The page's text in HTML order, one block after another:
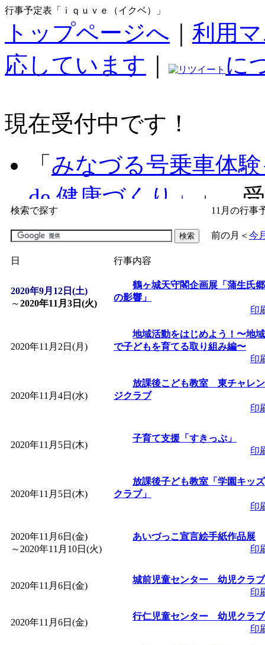
行事予定表「ｉｑｕｖｅ（イクベ）」
トップページへ
利用
応しています
に
現在受付中です！
「 みなづる号乗車体
de 健康づくり」
」 受
「子育て交流広場「
間：2026/07/09～
「皆鶴姫のこびる塾
」 受付期間：～
「子育て講座「ばん
2026/07/10～2026/08/
子育て交流広場「
間：2026/07/13～2026/
「子育て交流広場「
間：2026/08/10～
「赤ちゃん子育て講
付期間：2026/08/10～
「赤ちゃん子育て講
検索で探す 11月の行事
前の月 ＜ 今
日 行事内容
2020年9月12日(土)
～2020年11月3日(火)
鶴ヶ城天守閣企画展「蒲生氏郷
の影響」
印
2020年11月2日(月)
地域活動をはじめよう！〜地域
で子どもを育てる取り組み編〜
印
2020年11月4日(水)
放課後こども教室 東チャレン
ジクラブ
印
2020年11月5日(木)
子育て支援「すきっぷ」
印
2020年11月5日(木)
放課後子ども教室「学園キッズ
クラブ」
印
2020年11月6日(金)
～ 2020年11月10日(火)
あいづっこ宣言絵手紙作品展
印
2020年11月6日(金)
城前児童センター 幼児クラブ
印
2020年11月6日(金)
行仁児童センター 幼児クラブ
印